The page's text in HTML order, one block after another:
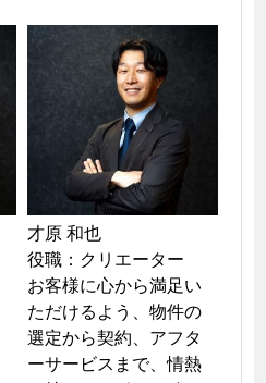
才原 和也
役職：クリエーター
お客様に心から満足い
ただけるよう、物件の
選定から契約、アフタ
ーサービスまで、情熱